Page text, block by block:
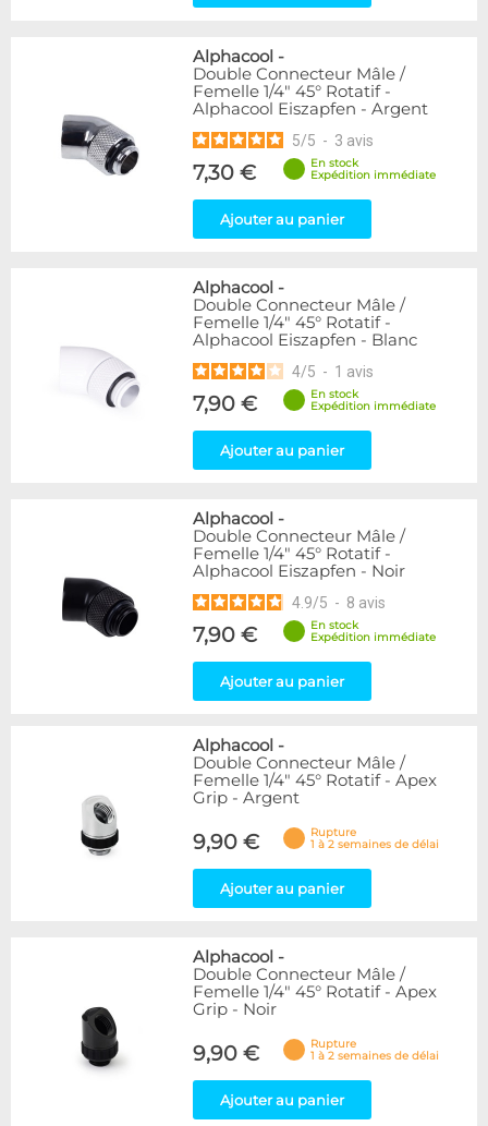
Alphacool -
Double Connecteur Mâle /
Femelle 1/4" 45° Rotatif -
Alphacool Eiszapfen - Argent
5/5 - 3 avis
7,30 €
En stock
Expédition immédiate
Ajouter au panier
Alphacool -
Double Connecteur Mâle /
Femelle 1/4" 45° Rotatif -
Alphacool Eiszapfen - Blanc
4/5 - 1 avis
7,90 €
En stock
Expédition immédiate
Ajouter au panier
Alphacool -
Double Connecteur Mâle /
Femelle 1/4" 45° Rotatif -
Alphacool Eiszapfen - Noir
4.9/5 - 8 avis
7,90 €
En stock
Expédition immédiate
Ajouter au panier
Alphacool -
Double Connecteur Mâle /
Femelle 1/4" 45° Rotatif - Apex
Grip - Argent
9,90 €
Rupture
1 à 2 semaines de délai
Ajouter au panier
Alphacool -
Double Connecteur Mâle /
Femelle 1/4" 45° Rotatif - Apex
Grip - Noir
9,90 €
Rupture
1 à 2 semaines de délai
Ajouter au panier